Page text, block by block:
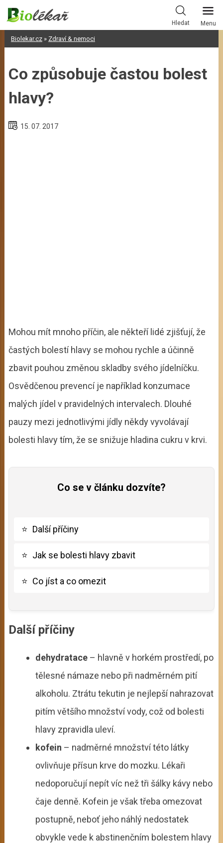
Skip
content
Hledat Menu
Biolekar.cz» Zdraví & nemoci
Co způsobuje častou bolest
hlavy?
15. 07. 2017
Mohou mít mnoho příčin, ale někteří lidé zjišťují, že
častých bolestí hlavy se mohou rychle a účinně
zbavit pouhou změnou skladby svého jídelníčku.
Osvědčenou prevencí je například konzumace
malých jídel v pravidelných intervalech. Dlouhé
pauzy mezi jednotlivými jídly někdy vyvolávají
bolesti hlavy tím, že se snižuje hladina cukru v krvi.
Co se v článku dozvíte?
⭐ Další příčiny
⭐ Jak se bolesti hlavy zbavit
⭐ Co jíst a co omezit
Další příčiny
dehydratace– hlavně v horkém prostředí, po
tělesné námaze nebo při nadměrném pití
alkoholu. Ztrátu tekutin je nejlepší nahrazovat
pitím většího množství vody, což od bolesti
hlavy zpravidla uleví.
kofein – nadměrné množství této látky
ovlivňuje přísun krve do mozku. Lékaři
nedoporučují nepít víc než tři šálky kávy nebo
čaje denně. Kofein je však třeba omezovat
postupně, neboť jeho náhlý nedostatek
obvykle vede k abstinenčním bolestem hlavy